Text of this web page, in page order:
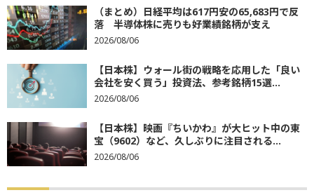
（まとめ）日経平均は617円安の65,683円で反
落 半導体株に売りも好業績銘柄が支え
2026/08/06
【日本株】ウォール街の戦略を応用した「良い
会社を安く買う」投資法、参考銘柄15選...
2026/08/06
【日本株】映画『ちいかわ』が大ヒット中の東
宝（9602）など、久しぶりに注目される...
2026/08/06